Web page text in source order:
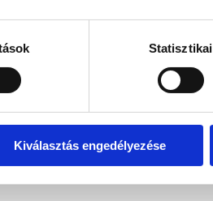
Statisztikai
Kiválasztás engedélyezése